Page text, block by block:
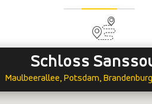
Schloss
Maulbeerallee, Potsdam,